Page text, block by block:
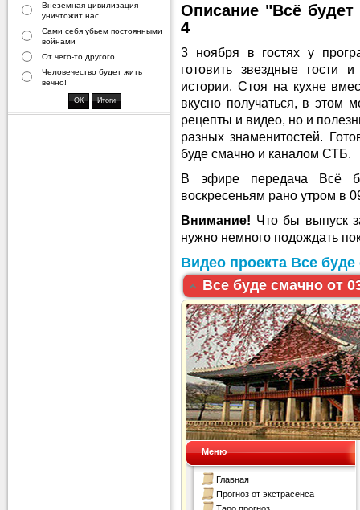
Внеземная цивилизация
уничтожит нас
Сами себя убьем постоянными
войнами
От чего-то другого
Человечество будет жить
вечно!
Описание "Всё будет
4
3 ноября в гостях у
готовить звездные гости
истории. Стоя на кухне
вкусно получаться, в этом
рецепты и видео, но и
разных знаменитостей.
буде смачно и каналом СТБ.
В эфире передача Всё
воскресеньям рано утром в
Внимание! Что бы выпуск
нужно немного подождать
Видео проекта Все
Все буде смачно от